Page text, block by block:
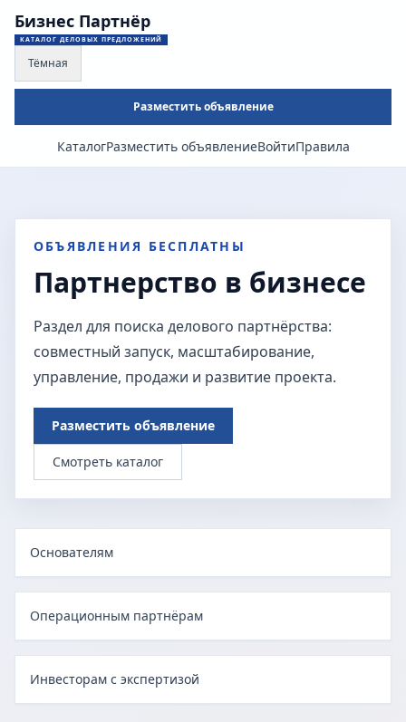
Бизнес Партнёр
КАТАЛОГ ДЕЛОВЫХ ПРЕДЛОЖЕНИЙ
Тёмная
Разместить объявление
КаталогРазместить объявлениеВойтиПравила
ОБЪЯВЛЕНИЯ БЕСПЛАТНЫ
Партнерство в бизнесе
Раздел для поиска делового партнёрства:
совместный запуск, масштабирование,
управление, продажи и развитие проекта.
Разместить объявление
Смотреть каталог
Основателям
Операционным партнёрам
Инвесторам с экспертизой